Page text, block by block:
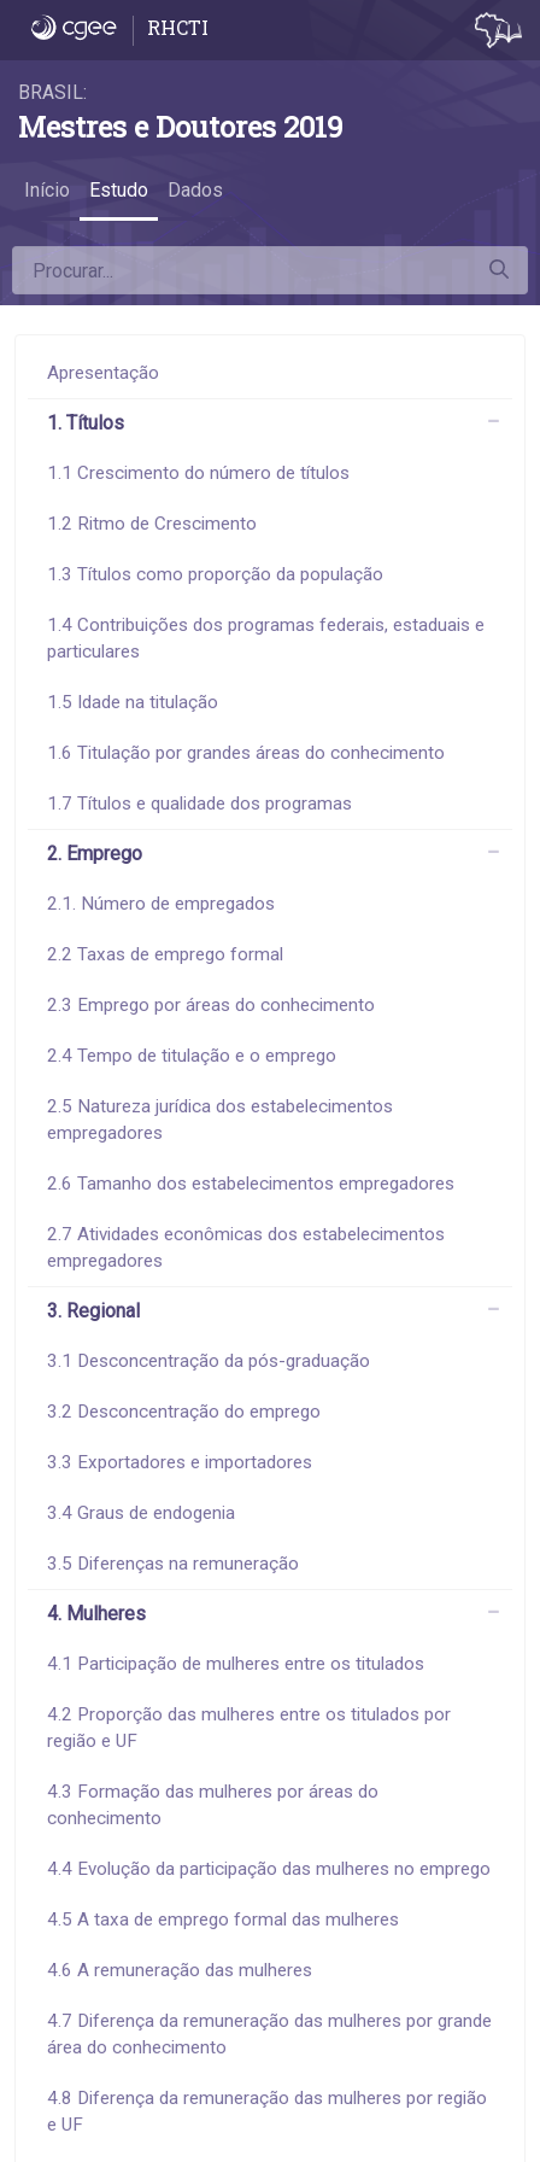
6.9 Remuneração de mestres
RHCTI
BRASIL:
Mestres e Doutores 2019
Início Estudo Dados
Apresentação
1. Títulos
1.1 Crescimento do número de títulos
1.2 Ritmo de Crescimento
1.3 Títulos como proporção da população
1.4 Contribuições dos programas federais, estaduais e
particulares
1.5 Idade na titulação
1.6 Titulação por grandes áreas do conhecimento
1.7 Títulos e qualidade dos programas
2. Emprego
2.1. Número de empregados
2.2 Taxas de emprego formal
2.3 Emprego por áreas do conhecimento
2.4 Tempo de titulação e o emprego
2.5 Natureza jurídica dos estabelecimentos
empregadores
2.6 Tamanho dos estabelecimentos empregadores
2.7 Atividades econômicas dos estabelecimentos
empregadores
3. Regional
3.1 Desconcentração da pós-graduação
3.2 Desconcentração do emprego
3.3 Exportadores e importadores
3.4 Graus de endogenia
3.5 Diferenças na remuneração
4. Mulheres
4.1 Participação de mulheres entre os titulados
4.2 Proporção das mulheres entre os titulados por
região e UF
4.3 Formação das mulheres por áreas do
conhecimento
4.4 Evolução da participação das mulheres no emprego
4.5 A taxa de emprego formal das mulheres
4.6 A remuneração das mulheres
4.7 Diferença da remuneração das mulheres por grande
área do conhecimento
4.8 Diferença da remuneração das mulheres por região
e UF